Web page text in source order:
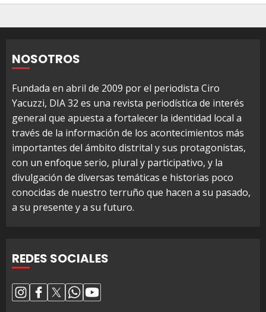
NOSOTROS
Fundada en abril de 2009 por el periodista Ciro
Yacuzzi, DIA 32 es una revista periodística de interés
general que apuesta a fortalecer la identidad local a
través de la información de los acontecimientos más
importantes del ámbito distrital y sus protagonistas,
con un enfoque serio, plural y participativo, y la
divulgación de diversas temáticas e historias poco
conocidas de nuestro terruño que hacen a su pasado,
a su presente y a su futuro.
REDES SOCIALES